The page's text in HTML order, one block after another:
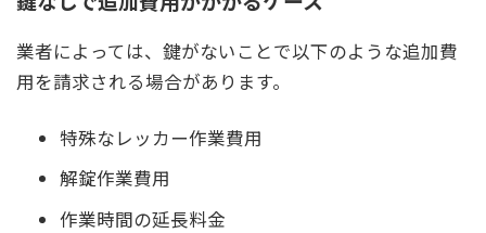
業者によっては、鍵がないことで以下のような追加費
用を請求される場合があります。
特殊なレッカー作業費用
解錠作業費用
作業時間の延長料金